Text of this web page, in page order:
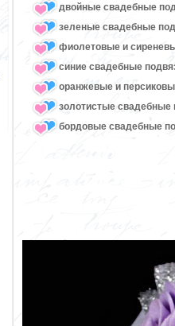
двойные свадебные
зеленые свадебные
фиолетовые и
синие свадебные
оранжевые и
золотистые свадебные
бордовые свадебные